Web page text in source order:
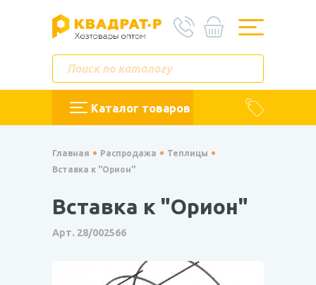
Каталог товаров
Главная Распродажа
Теплицы
Вставка к "Орион"
Вставка к "Орион"
Арт. 28/002566